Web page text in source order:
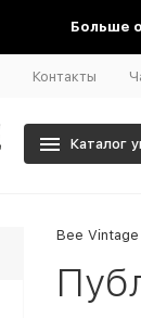
Больше
Контакты
Каталог
Bee Vintage